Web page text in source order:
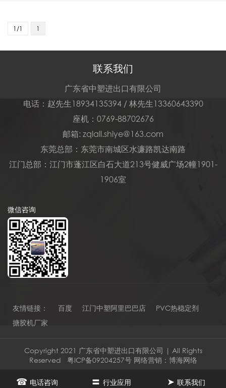
1
1/1
联系我们
广东省中塑进出口有限公司
电话：赵先生18934135394 / 林先生13360643390
座机：0769-88702676
邮箱: zqlall.shiye@163.com
东莞总部：东莞市南城区水濂路凯达南路
江门总部：江门市蓬江区白石大道213号健威广场2幢1901-
1906室
微信咨询
友情链接： 百度 江门中塑阿里巴巴店
PVC热稳定剂
搪胶机厂家
Copyright 2021 广东省中塑进出口有限公司 | All Rights
Reserved 粤ICP备09204257号 网络营销： 博海网络
☎ 电话咨询 〓 行业应用 ➤ 联系我们